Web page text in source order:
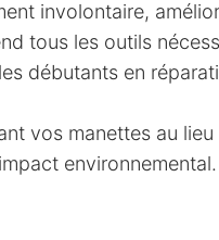
involontaire,
tous les outils
débutants en
vos manettes au
environnemental.